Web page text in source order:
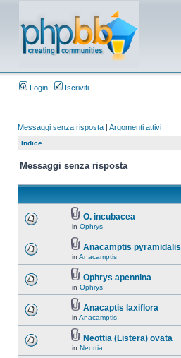
Login Iscriviti
Messaggi senza risposta | Argomenti attivi
Indice
Messaggi senza risposta
O. incubacea
in Ophrys
Anacamptis pyramidalis
in Anacamptis
Ophrys apennina
in Ophrys
Anacaptis laxiflora
in Anacamptis
Neottia (Listera) ovata
in Neottia